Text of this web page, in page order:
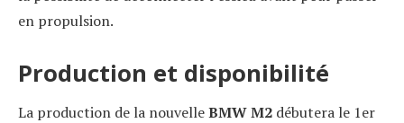
en propulsion.
Production et disponibilité
La production de la nouvelleBMW M2 débutera le 1er